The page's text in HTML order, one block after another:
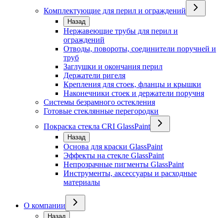
Комплектующие для перил и ограждений
Назад
Нержавеющие трубы для перил и
ограждений
Отводы, повороты, соединители поручней и
труб
Заглушки и окончания перил
Держатели ригеля
Крепления для стоек, фланцы и крышки
Наконечники стоек и держатели поручня
Системы безрамного остекления
Готовые стеклянные перегородки
Покраска стекла CRI GlassPaint
Назад
Основа для краски GlassPaint
Эффекты на стекле GlassPaint
Непрозрачные пигменты GlassPaint
Инструменты, аксессуары и расходные
материалы
О компании
Назад